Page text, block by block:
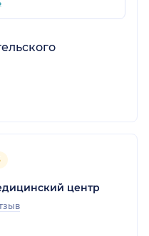
центр